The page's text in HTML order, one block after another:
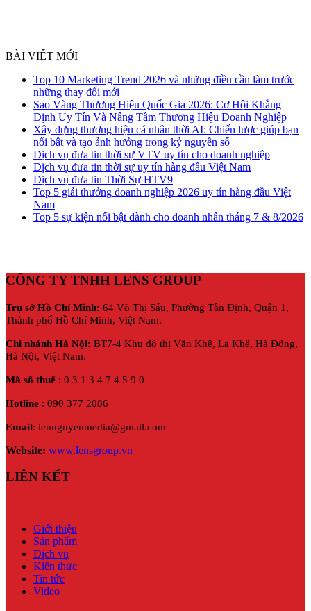
BÀI VIẾT MỚI
Top 10 Marketing Trend 2026 và những điều cần làm trước
những thay đổi mới
Sao Vàng Thương Hiệu Quốc Gia 2026: Cơ Hội Khẳng
Định Uy Tín Và Nâng Tầm Thương Hiệu Doanh Nghiệp
Xây dựng thương hiệu cá nhân thời AI: Chiến lược giúp bạn
nổi bật và tạo ảnh hưởng trong kỷ nguyên số
Dịch vụ đưa tin thời sự VTV uy tín cho doanh nghiệp
Dịch vụ đưa tin thời sự uy tín hàng đầu Việt Nam
Dịch vụ đưa tin Thời Sự HTV9
Top 5 giải thưởng doanh nghiệp 2026 uy tín hàng đầu Việt
Nam
Top 5 sự kiện nổi bật dành cho doanh nhân tháng 7 & 8/2026
CÔNG TY TNHH LENS GROUP
Trụ sở Hồ Chí Minh: 64 Võ Thị Sáu, Phường Tân Định, Quận 1,
Thành phố Hồ Chí Minh, Việt Nam.
Chi nhánh Hà Nội: BT7-4 Khu đô thị Văn Khê, La Khê, Hà Đông,
Hà Nội, Việt Nam.
Mã số thuế: 0 3 1 3 4 7 4 5 9 0
Hotline : 090 377 2086
Email: lennguyenmedia@gmail.com
Website: www.lensgroup.vn
LIÊN KẾT
Giới thiệu
Sản phẩm
Dịch vụ
Kiến thức
Tin tức
Video